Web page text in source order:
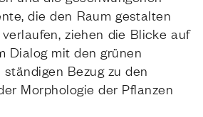
die den Raum gestalten
ziehen die Blicke auf
Dialog mit den grünen
Bezug zu den
Morphologie der Pflanzen